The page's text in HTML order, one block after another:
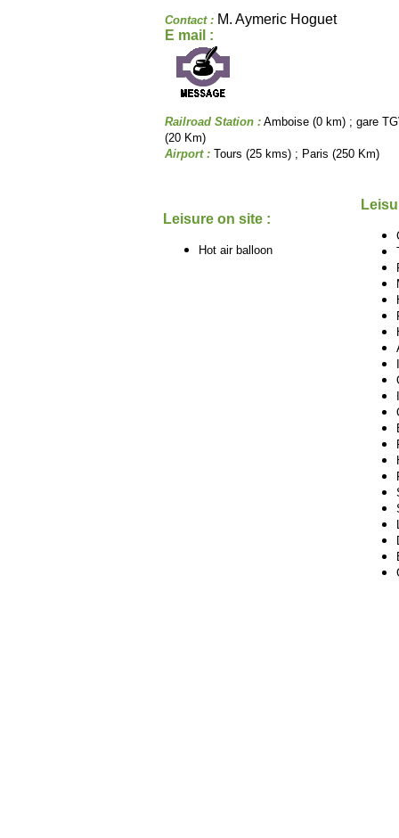
Contact : M. Aymeric Hoguet
E mail :
Railroad Station : Amboise (0 km) ; gare
(20 Km)
Airport : Tours (25 kms) ; Paris (250 Km)
Leisure on site :
Hot air balloon